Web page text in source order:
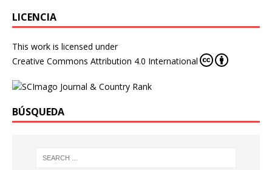
LICENCIA
This work is licensed under
Creative Commons Attribution 4.0 International
BÚSQUEDA